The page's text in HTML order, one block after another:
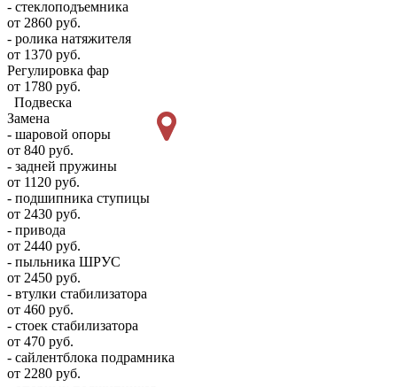
- стеклоподъемника
от 2860 руб.
- ролика натяжителя
от 1370 руб.
Регулировка фар
от 1780 руб.
Подвеска
Замена
- шаровой опоры
от 840 руб.
- задней пружины
от 1120 руб.
- подшипника ступицы
от 2430 руб.
- привода
от 2440 руб.
- пыльника ШРУС
от 2450 руб.
- втулки стабилизатора
от 460 руб.
- стоек стабилизатора
от 470 руб.
- сайлентблока подрамника
от 2280 руб.